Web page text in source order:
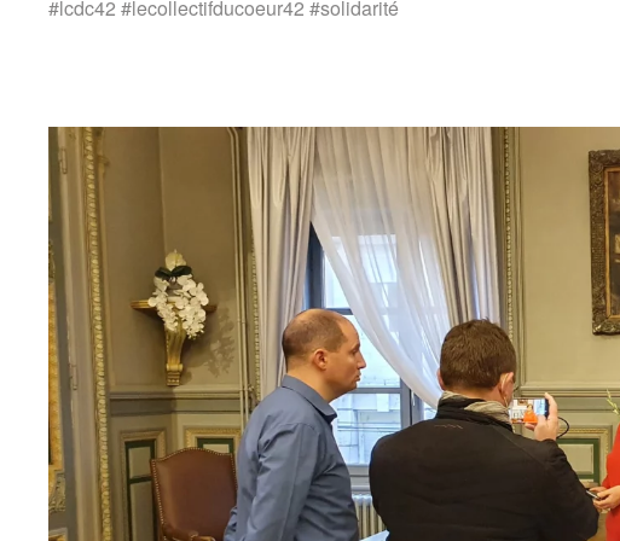
#lcdc42 #lecollectifducoeur42 #solidarité